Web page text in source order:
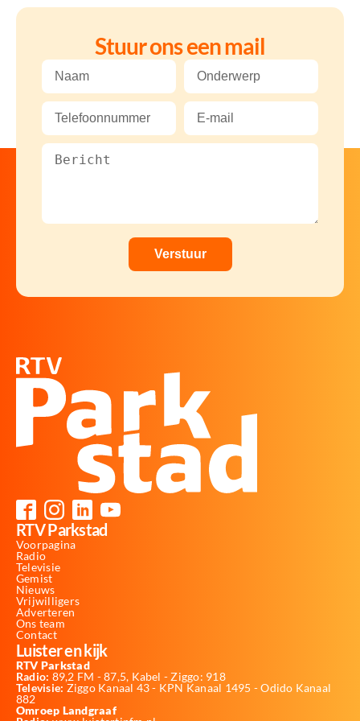
Stuur ons een mail
RTV Parkstad
Voorpagina
Radio
Televisie
Gemist
Nieuws
Vrijwilligers
Adverteren
Ons team
Contact
Luister en kijk
RTV Parkstad
Radio: 89,2 FM - 87,5, Kabel - Ziggo: 918
Televisie: Ziggo Kanaal 43 - KPN Kanaal 1495 - Odido Kanaal
882
Omroep Landgraaf